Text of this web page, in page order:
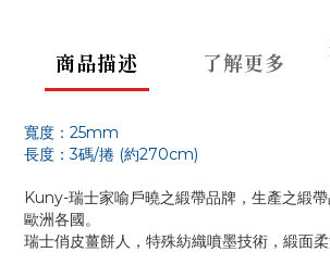
商品描述 了解更多
寬度：25mm
長度：3碼/捲 (約270cm)
Kuny-瑞士家喻戶曉之緞帶品牌，生產之緞
歐洲各國。
瑞士俏皮薑餅人，特殊紡織噴墨技術，緞面柔